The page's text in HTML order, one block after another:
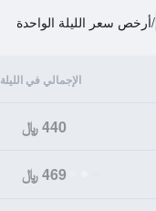
/أرخص سعر الليلة الواحدة
الإجمالي في الليلة
440 ﷼
469 ﷼